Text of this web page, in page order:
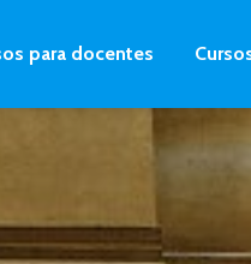
para docentes